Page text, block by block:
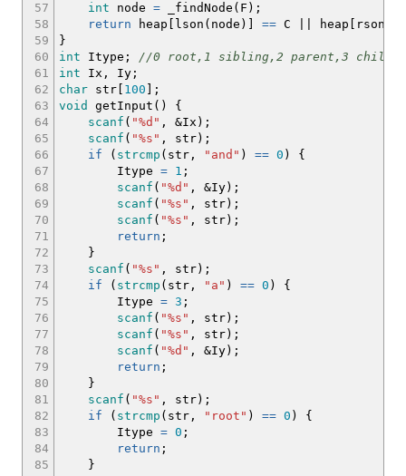
57
58
59
60
61
62
63
64
65
66
67
68
69
70
71
72
73
74
75
76
77
78
79
80
81
82
83
84
85
int node = _findNode ( F ) ;
return heap lson ( node ) == C heap rson
}
int Itype ;
//0 root,1 sibling,2 parent,3 child
int Ix, Iy ;
char str 100
;
void
getInput ( )
{
scanf ( "%d" , &Ix ) ;
scanf ( "%s" , str) ;
if
( strcmp ( str, "and" ) == 0 )
{
Itype = 1 ;
scanf ( "%d" , &Iy) ;
scanf ( "%s" , str) ;
scanf ( "%s" , str) ;
return ;
}
scanf ( "%s" , str) ;
if
( strcmp ( str, "a" ) == 0 )
{
Itype = 3 ;
scanf ( "%s" , str) ;
scanf ( "%s" , str) ;
scanf ( "%d" , &Iy) ;
return ;
}
scanf ( "%s" , str) ;
if
( strcmp ( str, "root" ) == 0 )
{
Itype = 0 ;
return ;
}